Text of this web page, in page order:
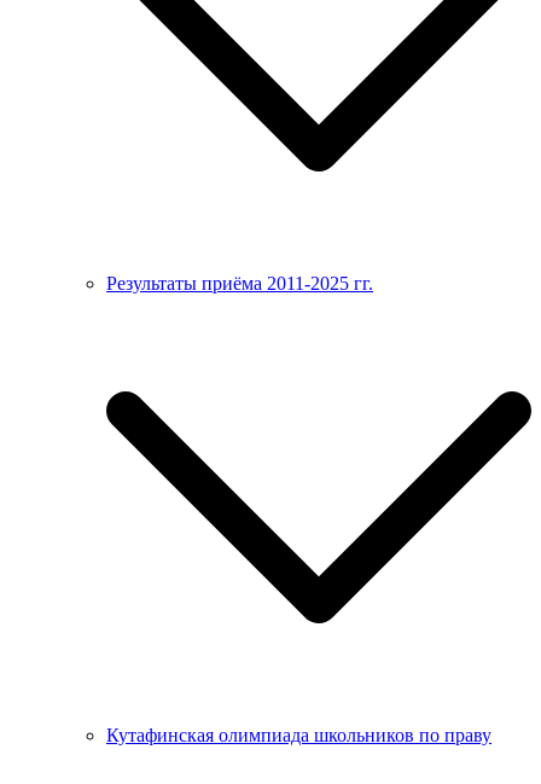
Результаты приёма 2011-2025 гг.
Кутафинская олимпиада школьников по праву